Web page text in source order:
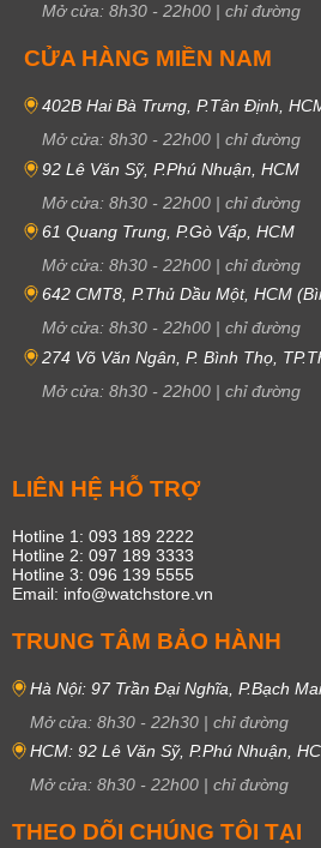
Mở cửa: 8h30 - 22h00 | chỉ đường
CỬA HÀNG MIỀN NAM
402B Hai Bà Trưng, P.Tân Định,
Mở cửa: 8h30 - 22h00 | chỉ đường
92 Lê Văn Sỹ, P.Phú Nhuận, HCM
Mở cửa: 8h30 - 22h00 | chỉ đường
61 Quang Trung, P.Gò Vấp, HCM
Mở cửa: 8h30 - 22h00 | chỉ đường
642 CMT8, P.Thủ Dầu Một, HCM
Mở cửa: 8h30 - 22h00 | chỉ đường
274 Võ Văn Ngân, P. Bình Thọ,
Mở cửa: 8h30 - 22h00 | chỉ đường
LIÊN HỆ HỖ TRỢ
Hotline 1: 093 189 2222
Hotline 2: 097 189 3333
Hotline 3: 096 139 5555
Email: info@watchstore.vn
TRUNG TÂM BẢO HÀNH
Hà Nội: 97 Trần Đại Nghĩa, P.Bạch
Mở cửa: 8h30 - 22h30 | chỉ đường
HCM: 92 Lê Văn Sỹ, P.Phú Nhuận,
Mở cửa: 8h30 - 22h00 | chỉ đường
THEO DÕI CHÚNG TÔI TẠI